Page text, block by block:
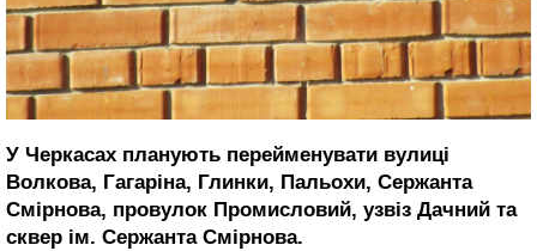
У Черкасах планують перейменувати вулиці
Волкова, Гагаріна, Глинки, Пальохи, Сержанта
Смірнова, провулок Промисловий, узвіз Дачний та
сквер ім. Сержанта Смірнова.